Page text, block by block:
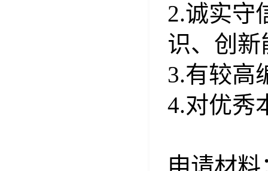
2.诚实守
识、创
3.有较高
4.对优秀